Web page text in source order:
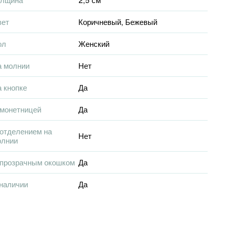
Коричневый, Бежевый
Женский
молнии Нет
кнопке Да
Да
на
Нет
окошком Да
Да